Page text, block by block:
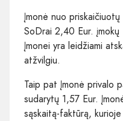
Įmonė nuo
SoDrai 2,40 Eur.
Įmonei yra leidžiami
atžvilgiu.
Taip pat Įmonė privalo
sudarytų 1,57 Eur.
sąskaitą-faktūrą,